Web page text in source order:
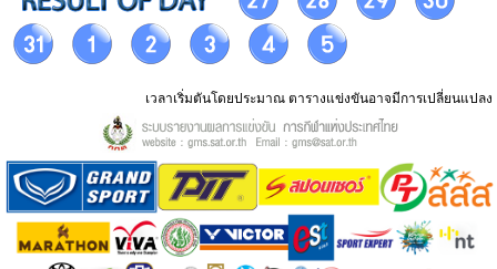
เวลาเริ่มตันโดยประมาณ ตารางแข่งขันอาจมีการเปลี่ยนแปลง